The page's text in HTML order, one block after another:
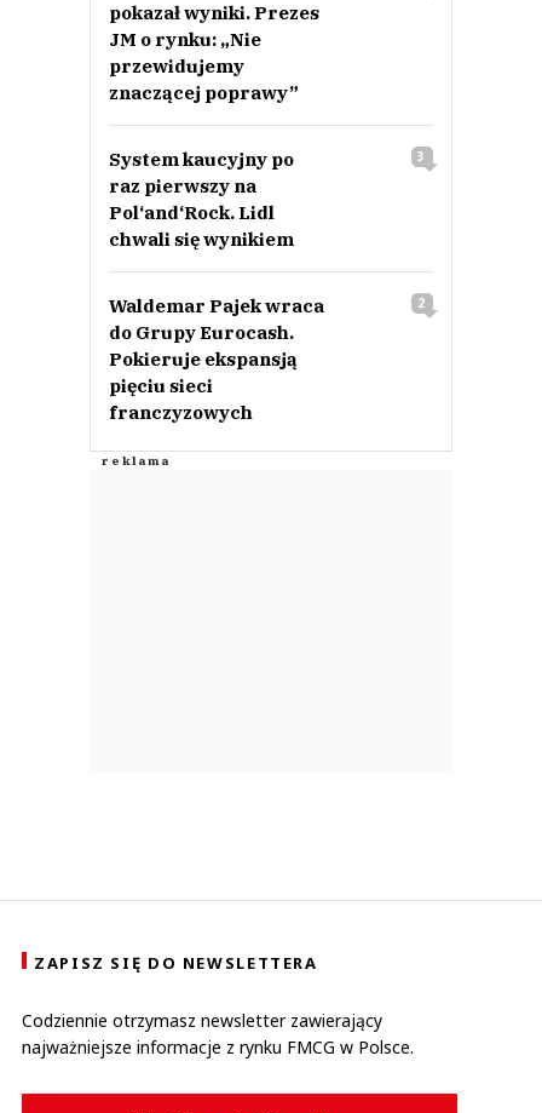
pokazał wyniki. Prezes
JM o rynku: „Nie
przewidujemy
znaczącej poprawy”
System kaucyjny po
raz pierwszy na
Pol‘and‘Rock. Lidl
chwali się wynikiem
3
Waldemar Pajek wraca
do Grupy Eurocash.
Pokieruje ekspansją
pięciu sieci
franczyzowych
2
ZAPISZ SIĘ DO NEWSLETTERA
Codziennie otrzymasz newsletter zawierający
najważniejsze informacje z rynku FMCG w Polsce.